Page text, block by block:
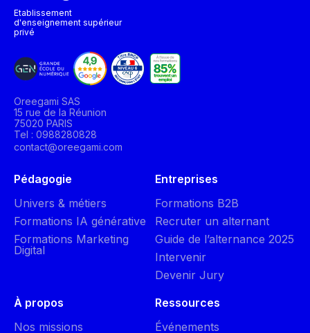
Etablissement
d'enseignement supérieur
privé
Oreegami SAS
15 rue de la Réunion
75020 PARIS
Tel : 0988280828
contact@oreegami.com
Pédagogie
Univers & métiers
Formations IA générative
Formations Marketing
Digital
Entreprises
Formations B2B
Recruter un alternant
Guide de l’alternance 2025
Intervenir
Devenir Jury
À propos
Nos missions
Ressources
Événements